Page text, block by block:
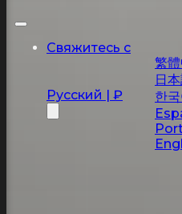
Свяжитесь с
Русский | ₽
繁
日
한